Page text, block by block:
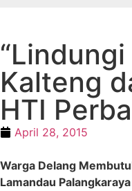
Kalteng
HTI
April 28, 2015
Warga Delang
Lamandau Palangkaraya